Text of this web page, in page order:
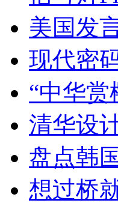
美国发
现代密
“中华
清华设
盘点韩
想过桥